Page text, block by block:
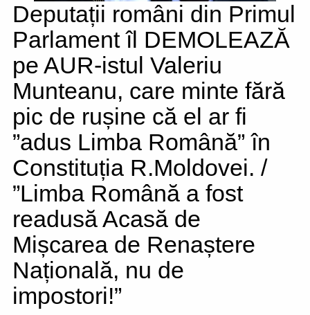
Deputații români din Primul
Parlament îl DEMOLEAZĂ
pe AUR-istul Valeriu
Munteanu, care minte fără
pic de rușine că el ar fi
”adus Limba Română” în
Constituția R.Moldovei. /
”Limba Română a fost
readusă Acasă de
Mișcarea de Renaștere
Națională, nu de
impostori!”